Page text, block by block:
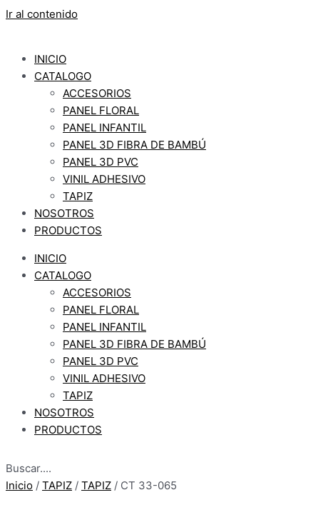
Ir al contenido
INICIO
CATALOGO
ACCESORIOS
PANEL FLORAL
PANEL INFANTIL
PANEL 3D FIBRA DE BAMBÚ
PANEL 3D PVC
VINIL ADHESIVO
TAPIZ
NOSOTROS
PRODUCTOS
INICIO
CATALOGO
ACCESORIOS
PANEL FLORAL
PANEL INFANTIL
PANEL 3D FIBRA DE BAMBÚ
PANEL 3D PVC
VINIL ADHESIVO
TAPIZ
NOSOTROS
PRODUCTOS
Buscar....
Inicio / TAPIZ / TAPIZ / CT 33-065